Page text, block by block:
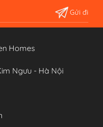
Homes
Ngưu - Hà Nội